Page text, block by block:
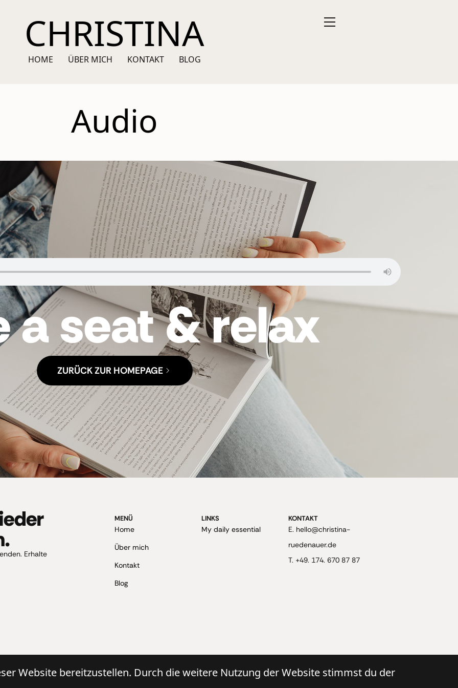
CHRISTINA
HOME ÜBER MICH KONTAKT BLOG
Audio
a seat & relax
ZURÜCK ZUR HOMEPAGE
Erhalte
MENÜ
Home
Über mich
Kontakt
Blog
LINKS
My daily essential
KONTAKT
E. hello@christina-
ruedenauer.de
T. +49. 174. 670 87 87
Website bereitzustellen. Durch die weitere Nutzung der Website stimmst du der